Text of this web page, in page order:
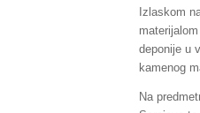
Izlaskom
deponije u
kamenog
Na